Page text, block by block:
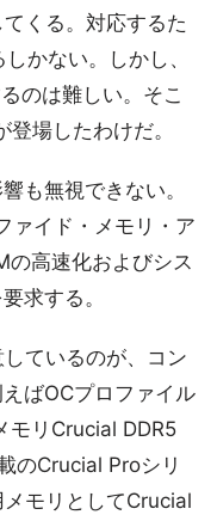
くる。対応するた
かない。しかし、
のは難しい。そこ
場したわけだ。
も無視できない。
ァイド・メモリ・ア
の高速化およびシス
求する。
ているのが、コン
ばOCプロファイル
モリCrucial DDR5
のCrucial Proシリ
モリとしてCrucial